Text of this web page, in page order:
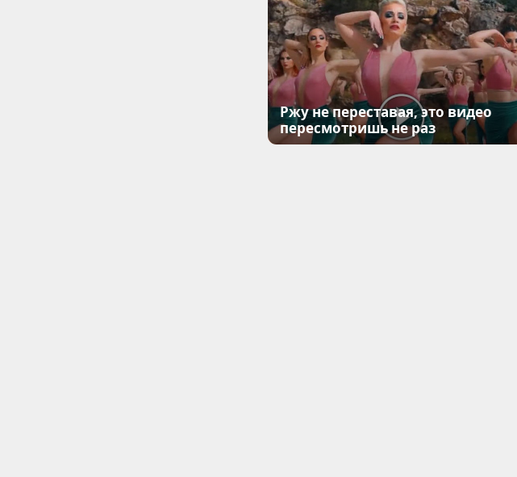
Ржу не переставая, это видео
пересмотришь не раз